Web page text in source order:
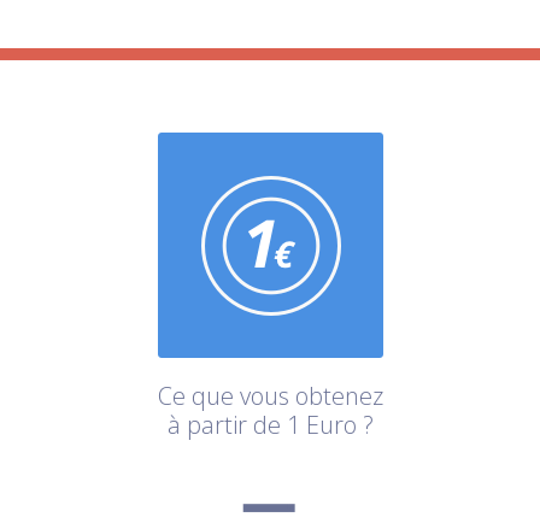
Ce que vous obtenez
à partir de 1 Euro ?